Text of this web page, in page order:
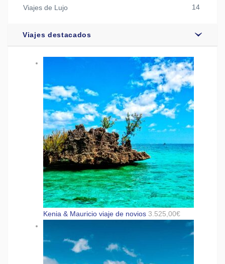
Viajes de Lujo 14
Viajes destacados
Kenia & Mauricio viaje de novios 3.525,00€